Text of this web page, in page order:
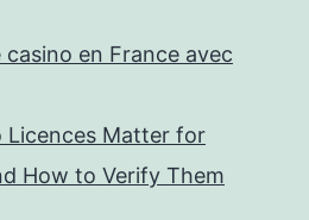
en France avec
Licences Matter for
How to Verify Them